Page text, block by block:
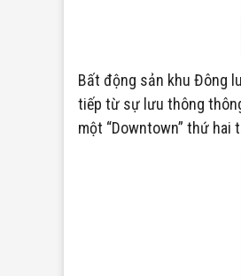
Bất động sản khu Đông
tiếp từ sự lưu thông
một “Downtown” thứ